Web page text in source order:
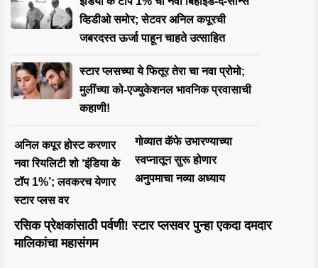
व्हिडीओ समोर; सेटवर अनिल कपूरची
जबरदस्त ऊर्जा पाहून चाहते उत्साहित
स्टार प्लसच्या ये फितूर तेरा चा नवा प्रोमो;
मुलींच्या को-एज्युकेशनल भावनिक प्रवासाची
कहाणी!
अनिल कपूर होस्ट करणार
नवा रियलिटी शो ‘इंडिया के
टॉप 1%’; लवकरच येणार
स्टार प्लस वर
गोव्यात कॅफे उभारण्याच्या
स्वप्नातून सुरू होणार
अनुपमाचा नव्या अध्याय
रसिक प्रेक्षकांसाठी पर्वणी! स्टार प्लसवर पुन्हा एकदा दमदार
मालिकांचा महासंगम